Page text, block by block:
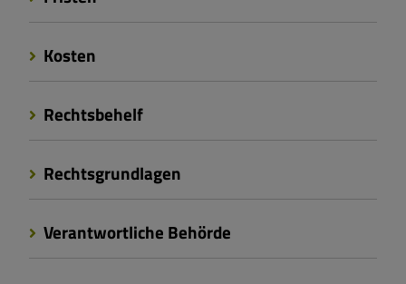
Kosten
Rechtsbehelf
Rechtsgrundlagen
Verantwortliche Behörde